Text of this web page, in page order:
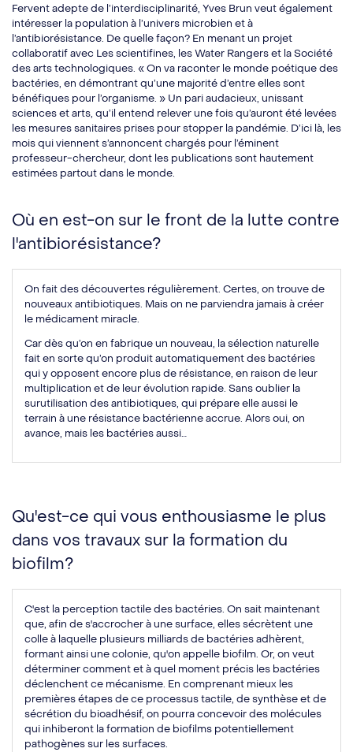
Fervent adepte de l’interdisciplinarité, Yves Brun veut également
intéresser la population à l’univers microbien et à
l’antibiorésistance. De quelle façon? En menant un projet
collaboratif avec Les scientifines, les Water Rangers et la Société
des arts technologiques. « On va raconter le monde poétique des
bactéries, en démontrant qu’une majorité d’entre elles sont
bénéfiques pour l’organisme. » Un pari audacieux, unissant
sciences et arts, qu’il entend relever une fois qu’auront été levées
les mesures sanitaires prises pour stopper la pandémie. D’ici là, les
mois qui viennent s’annoncent chargés pour l’éminent
professeur-chercheur, dont les publications sont hautement
estimées partout dans le monde.
Où en est-on sur le front de la lutte contre
l'antibiorésistance?
On fait des découvertes régulièrement. Certes, on trouve de
nouveaux antibiotiques. Mais on ne parviendra jamais à créer
le médicament miracle.
Car dès qu’on en fabrique un nouveau, la sélection naturelle
fait en sorte qu’on produit automatiquement des bactéries
qui y opposent encore plus de résistance, en raison de leur
multiplication et de leur évolution rapide. Sans oublier la
surutilisation des antibiotiques, qui prépare elle aussi le
terrain à une résistance bactérienne accrue. Alors oui, on
avance, mais les bactéries aussi…
Qu'est-ce qui vous enthousiasme le plus
dans vos travaux sur la formation du
biofilm?
C'est la perception tactile des bactéries. On sait maintenant
que, afin de s'accrocher à une surface, elles sécrètent une
colle à laquelle plusieurs milliards de bactéries adhèrent,
formant ainsi une colonie, qu'on appelle biofilm. Or, on veut
déterminer comment et à quel moment précis les bactéries
déclenchent ce mécanisme. En comprenant mieux les
premières étapes de ce processus tactile, de synthèse et de
sécrétion du bioadhésif, on pourra concevoir des molécules
qui inhiberont la formation de biofilms potentiellement
pathogènes sur les surfaces.